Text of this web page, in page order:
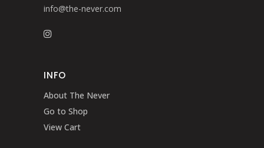
info@the-never.com
INFO
About The Never
Go to Shop
View Cart